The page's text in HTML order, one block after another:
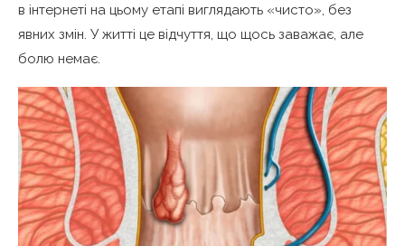
в інтернеті на цьому етапі виглядають «чисто», без
явних змін. У житті це відчуття, що щось заважає, але
болю немає.